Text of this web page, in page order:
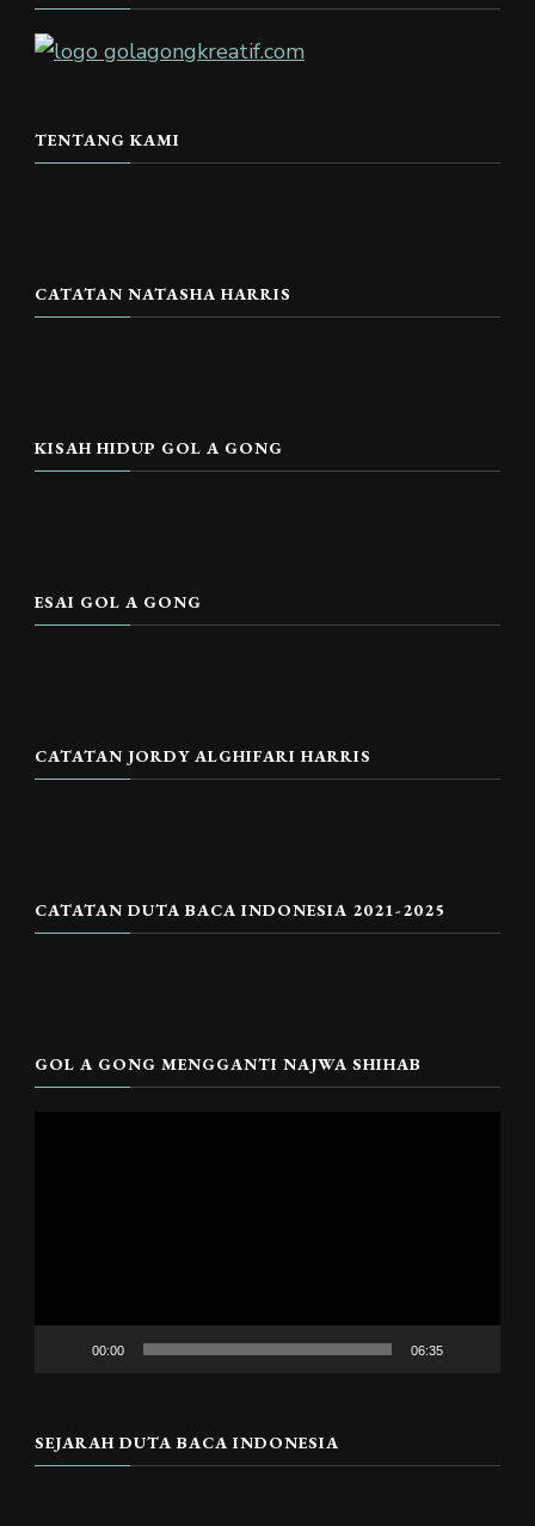
TENTANG KAMI
CATATAN NATASHA HARRIS
KISAH HIDUP GOL A GONG
ESAI GOL A GONG
CATATAN JORDY ALGHIFARI HARRIS
CATATAN DUTA BACA INDONESIA 2021-2025
GOL A GONG MENGGANTI NAJWA SHIHAB
00:00 06:35
SEJARAH DUTA BACA INDONESIA